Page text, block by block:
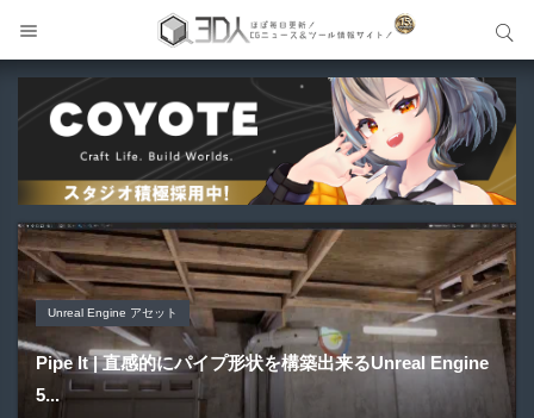
Unreal Engine アセット
Pipe It | 直感的にパイプ形状を構築出来るUnreal Engine
5...
Unreal Engine アセット
Directive Utilities | ブループリントライブラリやエディタ
ス...
Unity 本
Unityエフェクトレシピブック パーツを組み合わせて作れ
る | ktk.kum...
アセット-Asset
SiroinoSotai | 完全無料＆CC0 で商用利用OKなVRChat
向け...
Blender アドオン
Bioform | 現役臨床医の3DCGアーティストが実際の解剖
学に基づいて構築...
サイト内検索